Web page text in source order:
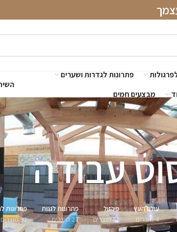
פתרונות לגדרות ושערים
מבצעים חמים
עבודה
עולם העץ
4 מוצרים
פירזול
51 מוצרים
פתרונות לגגות
27 מוצרים
פתרונות
91 מוצרים